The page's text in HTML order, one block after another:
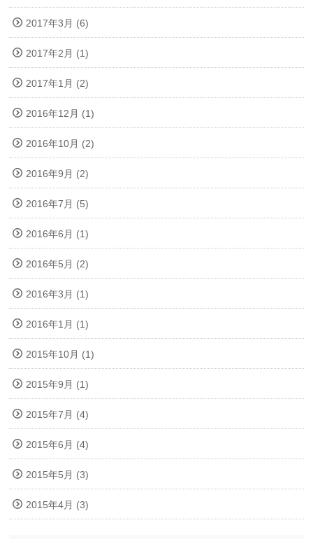
2017年3月 (6)
2017年2月 (1)
2017年1月 (2)
2016年12月 (1)
2016年10月 (2)
2016年9月 (2)
2016年7月 (5)
2016年6月 (1)
2016年5月 (2)
2016年3月 (1)
2016年1月 (1)
2015年10月 (1)
2015年9月 (1)
2015年7月 (4)
2015年6月 (4)
2015年5月 (3)
2015年4月 (3)